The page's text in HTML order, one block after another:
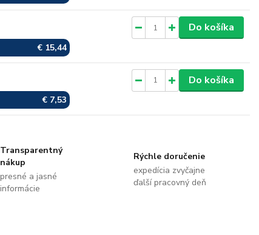
€ 15,44
Do košíka
€ 7,53
Do košíka
Transparentný
nákup
presné a jasné
informácie
Rýchle doručenie
expedícia zvyčajne
ďalší pracovný deň